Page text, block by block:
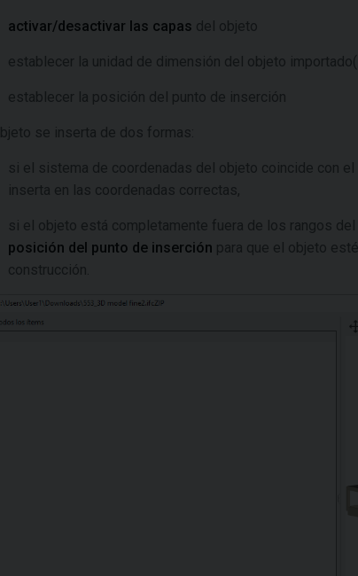
activar/desactivar las capas del objeto
establecer la unidad de dimensión del objeto importado(
establecer la posición del punto de inserción
se inserta de dos formas:
si el sistema de coordenadas del objeto coincide con el
inserta en las coordenadas correctas,
si el objeto está completamente fuera de los rangos
posición del punto de inserción para que el objeto
construcción.